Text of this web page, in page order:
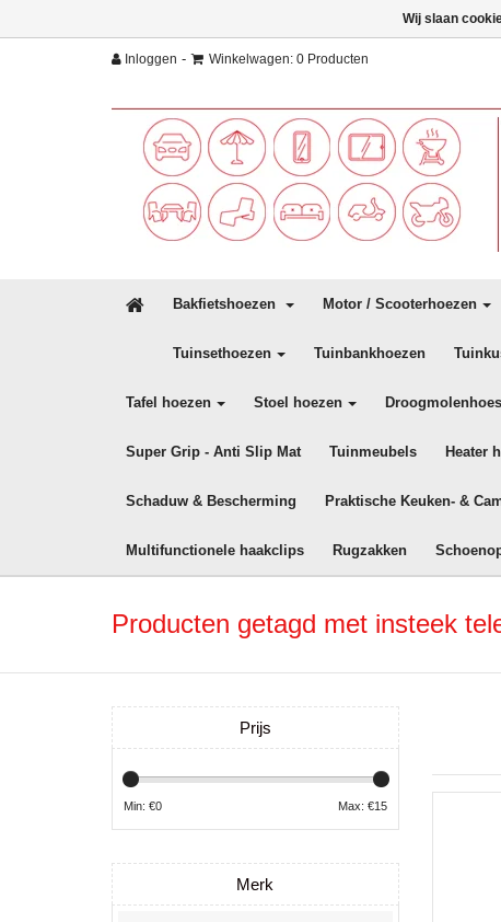
Inloggen - Winkelwagen: 0 Producten
Bakfietshoezen Motor / Scooterhoezen
Tuinsethoezen Tuinbankhoezen
Tafel hoezen Stoel hoezen Droogmolenhoes
Super Grip - Anti Slip Mat Tuinmeubels Heater
Schaduw & Bescherming Praktische Keuken- &
Multifunctionele haakclips Rugzakken
Producten getagd met insteek
Prijs
Min: €0 Max: €15
Merk
Wij slaan